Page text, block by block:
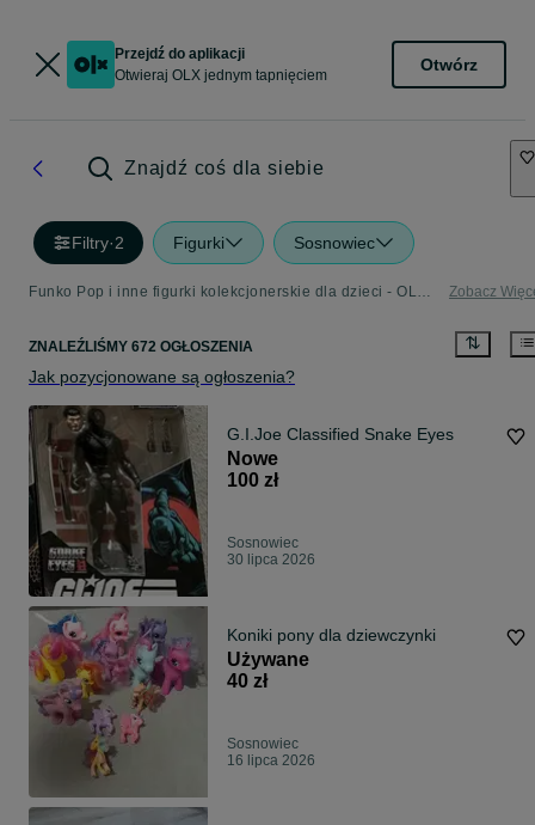
Przejdź do aplikacji
Otwieraj OLX jednym tapnięciem
Otwórz
Znajdź coś dla siebie
Filtry·2 Figurki Sosnowiec
Funko Pop i inne figurki kolekcjonerskie dla dzieci - OLX.pl Zobacz
ZNALEŹLIŚMY 672 OGŁOSZENIA
Jak pozycjonowane są ogłoszenia?
G.I.Joe Classified Snake Eyes
Nowe
100 zł
Sosnowiec
30 lipca 2026
Koniki pony dla dziewczynki
Używane
40 zł
Sosnowiec
16 lipca 2026